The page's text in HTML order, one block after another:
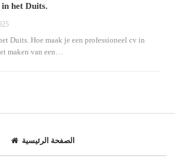
het Duits.
Duits. Hoe maak je een professioneel cv in
maken van een
الصفحة الرئيسية